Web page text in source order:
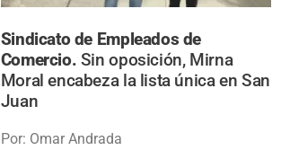
Sindicato de Empleados de
Comercio. Sin oposición, Mirna
Moral encabeza la lista única en San
Juan
Por: Omar Andrada